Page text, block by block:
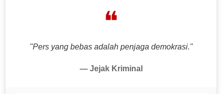
❝
"Pers yang bebas adalah penjaga demokrasi."
— Jejak Kriminal